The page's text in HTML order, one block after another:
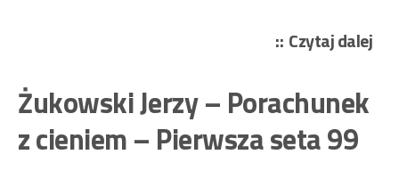
Czytaj dalej
Żukowski Jerzy – Porachunek
z cieniem – Pierwsza seta 99